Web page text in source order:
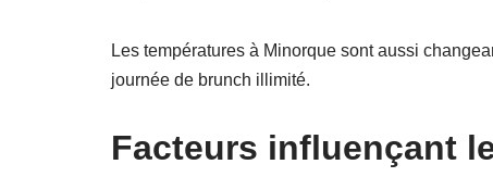
Les températures à Minorque sont aussi
journée de brunch illimité.
Facteurs influençant